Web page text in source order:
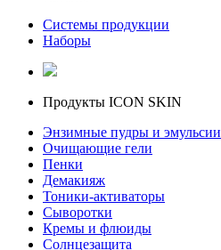
Системы продукции
Наборы
Продукты ICON SKIN
Энзимные пудры и эмульсии
Очищающие гели
Пенки
Демакияж
Тоники-активаторы
Сыворотки
Кремы и флюиды
Солнцезащита